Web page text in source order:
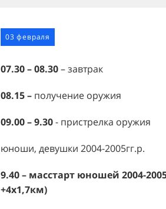
03 февраля
07.30 – 08.30– завтрак
08.15 – получение оружия
09.00 – 9.30- пристрелка оружия
юноши, девушки 2004-2005гг.р.
9.40 – масстарт юношей 2004-
+4х1,7км)